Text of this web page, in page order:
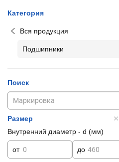
Категория
Вся продукция
Подшипники
Поиск
Размер
Внутренний диаметр - d (мм)
от до